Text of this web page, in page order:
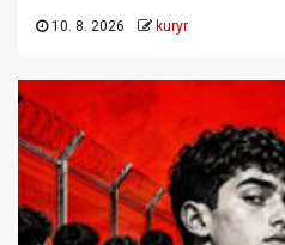
10. 8. 2026 kuryr